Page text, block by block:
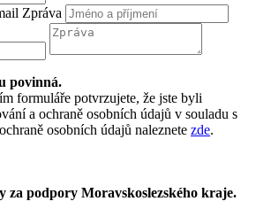
Zpráva
povinná.
formuláře potvrzujete, že jste byli
a ochraně osobních údajů v souladu s
osobních údajů naleznete zde.
za podpory Moravskoslezského kraje.